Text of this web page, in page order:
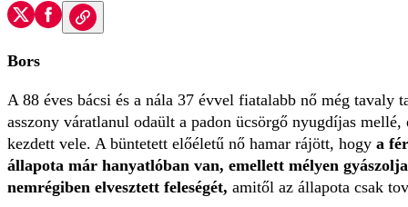
Bors
A 88 éves bácsi és a nála 37 évvel fiatalabb nő még tavaly
asszony váratlanul odaült a padon ücsörgő nyugdíjas mellé,
kezdett vele. A büntetett előéletű nő hamar rájött, hogy a
állapota már hanyatlóban van, emellett mélyen gyászolja
nemrégiben elvesztett feleségét, amitől az állapota csak